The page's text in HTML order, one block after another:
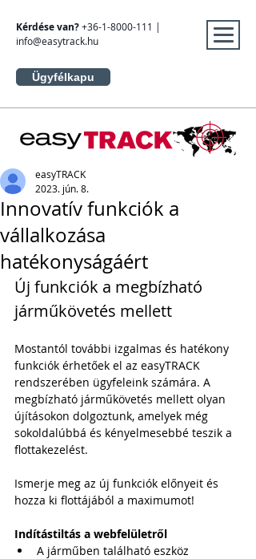
Kérdése van?+36-1-8000-111 |
info@easytrack.hu
Ügyfélkapu
Innovatív funkciók a
vállalkozása
hatékonyságáért
easyTRACK
2023. jún. 8.
Új funkciók a megbízható
járműkövetés mellett
Mostantól további izgalmas és hatékony
funkciók érhetőek el az easyTRACK
rendszerében ügyfeleink számára. A
megbízható járműkövetés mellett olyan
újításokon dolgoztunk, amelyek még
sokoldalúbbá és kényelmesebbé teszik a
flottakezelést.
Ismerje meg az új funkciók előnyeit és
hozza ki flottájából a maximumot!
Indítástiltás a webfelületről
A járműben található eszköz